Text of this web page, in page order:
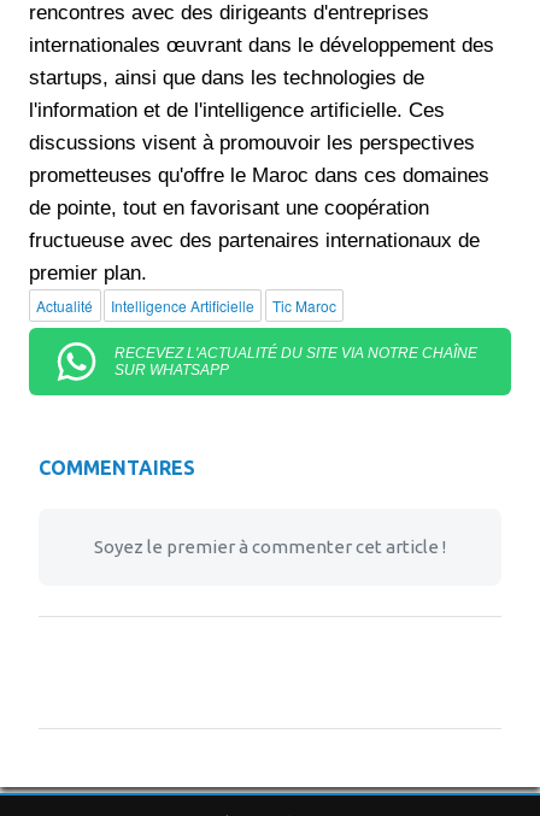
rencontres avec des dirigeants d'entreprises
internationales œuvrant dans le développement des
startups, ainsi que dans les technologies de
l'information et de l'intelligence artificielle. Ces
discussions visent à promouvoir les perspectives
prometteuses qu'offre le Maroc dans ces domaines
de pointe, tout en favorisant une coopération
fructueuse avec des partenaires internationaux de
premier plan.
Actualité Intelligence Artificielle Tic Maroc
RECEVEZ L'ACTUALITÉ DU SITE VIA NOTRE CHAÎNE
SUR WHATSAPP
COMMENTAIRES
Soyez le premier à commenter cet article !